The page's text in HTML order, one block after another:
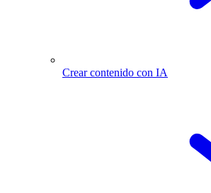
Crear contenido con IA